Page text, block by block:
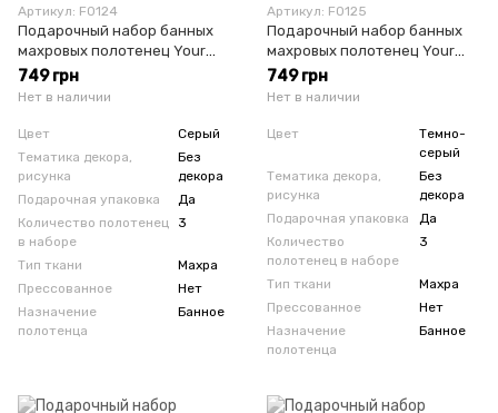
Артикул: F0124
Подарочный набор банных
махровых полотенец Your
Easy Life серый
749 грн
Нет в наличии
Цвет
Серый
Тематика декора,
рисунка
Без
декора
Подарочная упаковка
Да
Количество полотенец
в наборе
3
Тип ткани
Махра
Прессованное
Нет
Назначение
полотенца
Банное
Артикул: F0125
Подарочный набор банных
махровых полотенец Your
Easy Life темно-серый
749 грн
Нет в наличии
Цвет
Темно-
серый
Тематика декора,
рисунка
Без
декора
Подарочная упаковка
Да
Количество
полотенец в наборе
3
Тип ткани
Махра
Прессованное
Нет
Назначение
полотенца
Банное